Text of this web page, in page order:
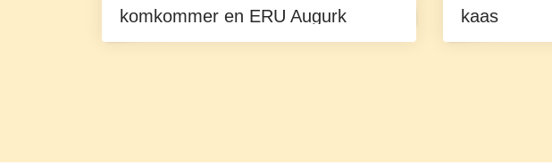
komkommer en ERU Augurk
kaas